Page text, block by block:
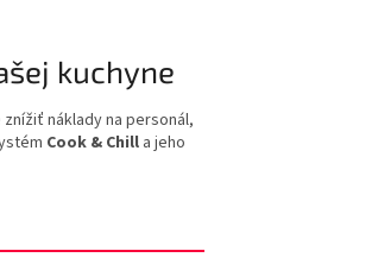
kuchyne
náklady na personál,
Cook & Chill a jeho